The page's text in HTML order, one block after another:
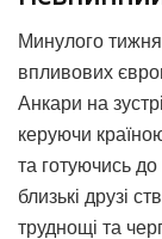
Минулого
впливових
Анкари на
керуючи
та готуючись
близькі друзі
труднощі та